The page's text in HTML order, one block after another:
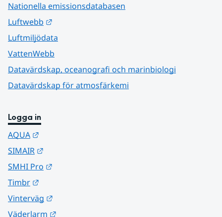
Nationella emissionsdatabasen
Luftwebb
Luftmiljödata
VattenWebb
Datavärdskap, oceanografi och marinbiologi
Datavärdskap för atmosfärkemi
Logga in
AQUA
SIMAIR
SMHI Pro
Timbr
Vinterväg
Väderlarm